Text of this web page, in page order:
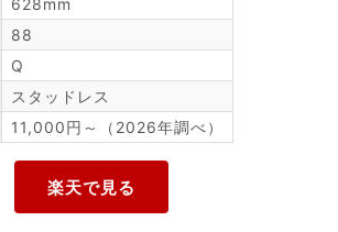
88
Q
スタッドレス
11,000円～（2026年調べ）